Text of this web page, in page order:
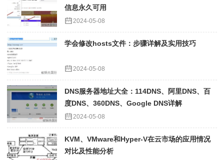
信息永久可用
2024-05-08
学会修改hosts文件：步骤详解及实用技巧
2024-05-08
DNS服务器地址大全：114DNS、阿里DNS、百
度DNS、360DNS、Google DNS详解
2024-05-08
KVM、VMware和Hyper-V在云市场的应用情况
对比及性能分析